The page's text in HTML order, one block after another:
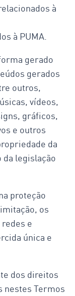
à
à PUMA.
gerado
gerados
outros,
vídeos,
gráficos,
e outros
da
da legislação
proteção
os
e
única e
dos direitos
nestes Termos